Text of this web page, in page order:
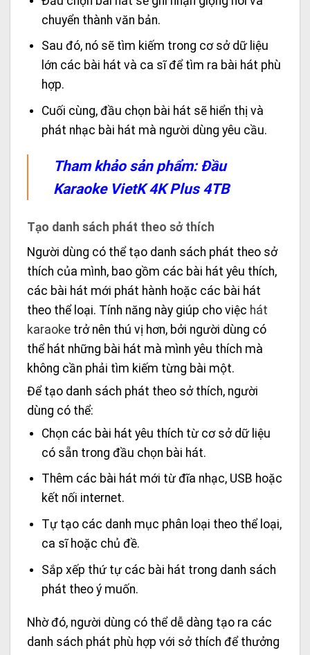
chuyển thành văn bản.
Sau đó, nó sẽ tìm kiếm trong cơ sở dữ liệu
lớn các bài hát và ca sĩ để tìm ra bài hát phù
hợp.
Cuối cùng, đầu chọn bài hát sẽ hiển thị và
phát nhạc bài hát mà người dùng yêu cầu.
Tham khảo sản phẩm: Đầu
Karaoke VietK 4K Plus 4TB
Tạo danh sách phát theo sở thích
Người dùng có thể tạo danh sách phát theo sở
thích của mình, bao gồm các bài hát yêu thích,
các bài hát mới phát hành hoặc các bài hát
theo thể loại. Tính năng này giúp cho việc hát
karaoke trở nên thú vị hơn, bởi người dùng có
thể hát những bài hát mà mình yêu thích mà
không cần phải tìm kiếm từng bài một.
Để tạo danh sách phát theo sở thích, người
dùng có thể:
Chọn các bài hát yêu thích từ cơ sở dữ liệu
có sẵn trong đầu chọn bài hát.
Thêm các bài hát mới từ đĩa nhạc, USB hoặc
kết nối internet.
Tự tạo các danh mục phân loại theo thể loại,
ca sĩ hoặc chủ đề.
Sắp xếp thứ tự các bài hát trong danh sách
phát theo ý muốn.
Nhờ đó, người dùng có thể dễ dàng tạo ra các
danh sách phát phù hợp với sở thích để thưởng